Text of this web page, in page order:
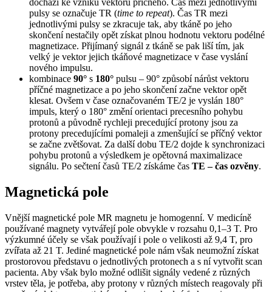
dochází ke vzniku vektoru příčného. Čas mezi jednotlivými
pulsy se označuje TR (time to repeat). Čas TR mezi
jednotlivými pulsy se zkracuje tak, aby tkáně po jeho
skončení nestačily opět získat plnou hodnotu vektoru podélné
magnetizace. Přijímaný signál z tkáně se pak liší tím, jak
velký je vektor jejich tkáňové magnetizace v čase vyslání
nového impulsu.
kombinace 90° s 180° pulsu – 90° způsobí nárůst vektoru
příčné magnetizace a po jeho skončení začne vektor opět
klesat. Ovšem v čase označovaném TE/2 je vyslán 180°
impuls, který o 180° změní orientaci precesního pohybu
protonů a původně rychleji precedující protony jsou za
protony precedujícími pomaleji a zmenšující se příčný vektor
se začne zvětšovat. Za další dobu TE/2 dojde k synchronizaci
pohybu protonů a výsledkem je opětovná maximalizace
signálu. Po sečtení časů TE/2 získáme čas TE – čas ozvěny.
Magnetická pole
Vnější magnetické pole MR magnetu je homogenní. V medicíně
používané magnety vytvářejí pole obvykle v rozsahu 0,1–3 T. Pro
výzkumné účely se však používají i pole o velikosti až 9,4 T, pro
zvířata až 21 T. Jediné magnetické pole nám však neumožní získat
prostorovou představu o jednotlivých protonech a s ní vytvořit scan
pacienta. Aby však bylo možné odlišit signály vedené z různých
vrstev těla, je potřeba, aby protony v různých místech reagovaly při